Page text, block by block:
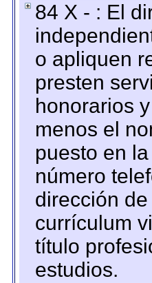
84 X - : El
o apliquen
presten
honorarios
menos el
puesto en
número
dirección
currículum
título
estudios.